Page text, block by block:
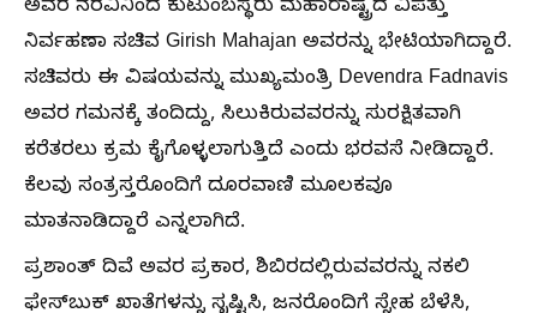
ಅವರ ನೆರವಿನಿಂದ ಕುಟುಂಬಸ್ಥರು ಮಹಾರಾಷ್ಟ್ರದ ವಿಪತ್ತು
ನಿರ್ವಹಣಾ ಸಚಿವ Girish Mahajan ಅವರನ್ನು ಭೇಟಿಯಾಗಿದ್ದಾರೆ.
ಸಚಿವರು ಈ ವಿಷಯವನ್ನು ಮುಖ್ಯಮಂತ್ರಿ Devendra Fadnavis
ಅವರ ಗಮನಕ್ಕೆ ತಂದಿದ್ದು, ಸಿಲುಕಿರುವವರನ್ನು ಸುರಕ್ಷಿತವಾಗಿ
ಕರೆತರಲು ಕ್ರಮ ಕೈಗೊಳ್ಳಲಾಗುತ್ತಿದೆ ಎಂದು ಭರವಸೆ ನೀಡಿದ್ದಾರೆ.
ಕೆಲವು ಸಂತ್ರಸ್ತರೊಂದಿಗೆ ದೂರವಾಣಿ ಮೂಲಕವೂ
ಮಾತನಾಡಿದ್ದಾರೆ ಎನ್ನಲಾಗಿದೆ.
ಪ್ರಶಾಂತ್ ದಿವೆ ಅವರ ಪ್ರಕಾರ, ಶಿಬಿರದಲ್ಲಿರುವವರನ್ನು ನಕಲಿ
ಫೇಸ್‌ಬುಕ್ ಖಾತೆಗಳನ್ನು ಸೃಷ್ಟಿಸಿ, ಜನರೊಂದಿಗೆ ಸ್ನೇಹ ಬೆಳೆಸಿ,